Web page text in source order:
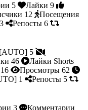
5 Лайки 9
12
Посещения
Репосты 6
5
46
Лайки Shorts
16 Просмотры 62
1 Репосты 5
3
Комментарии